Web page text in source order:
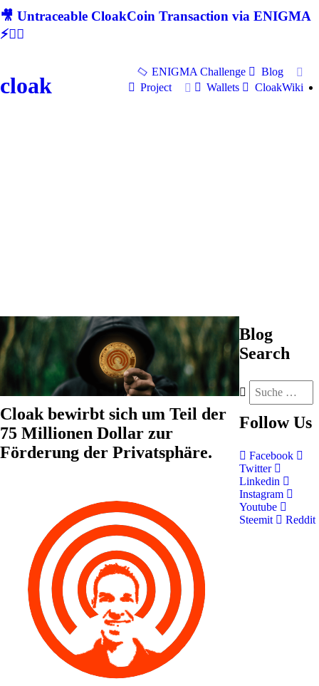
🎥 Untraceable CloakCoin Transaction via ENIGMA
⚡🕵‍♂
cloak
ENIGMA Challenge
Blog
Project
Wallets CloakWiki
Cloak bewirbt sich um Teil der
75 Millionen Dollar zur
Förderung der Privatsphäre.
Blog
Search
Follow Us
Facebook
Twitter
Linkedin
Instagram
Youtube
Steemit
Reddit